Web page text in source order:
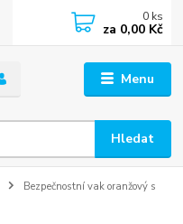
Menu
Hledat
0 ks
za 0,00 Kč
Bezpečnostní vak oranžový s